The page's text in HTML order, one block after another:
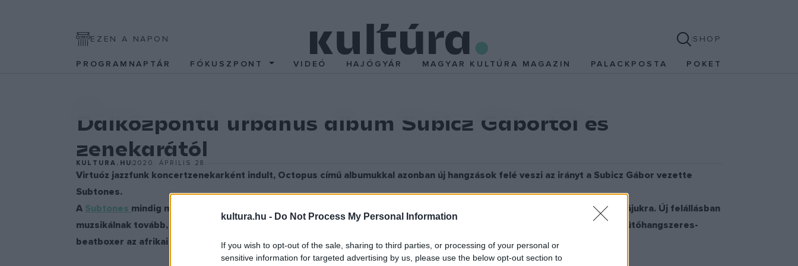
kultura.hu - Do Not Process My Personal Information
If you wish to opt-out of the sale, sharing to third parties, or processing of your personal or
sensitive information for targeted advertising by us, please use the below opt-out section to
EZEN A NAPON SHOP
PROGRAMNAPTÁR FÓKUSZPONT VIDEÓ HAJÓGYÁR MAGYAR KULTÚRA MAGAZIN PALACKPOSTA POKET
Dalközpontú urbánus album Subicz Gábortól és
zenekarától
KULTURA.HU 2020. ÁPRILIS 28.
Virtuóz jazzfunk koncertzenekarként indult, Octopus című albumukkal azonban új hangzások felé veszi az irányt a Subicz Gábor vezette
Subtones.
A Subtones mindig megújuló, kísérletező kedve nem hagyott alább, sőt, az utóbbi időben új színeket is felvettek a palettájukra. Új felállásban
muzsikálnak tovább, amelyben Jónás Vera és Kiss Flóra énekesnők a dalok és a vokális zene irányába, míg Szarvas Dávid ütőhangszeres-
beatboxer az afrikai ritmusok és az urbánus zenei hangzások felé terelik a brigádot.